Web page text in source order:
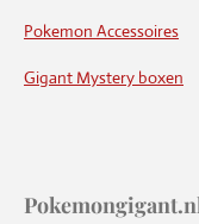
Pokemon Accessoires
Gigant Mystery boxen